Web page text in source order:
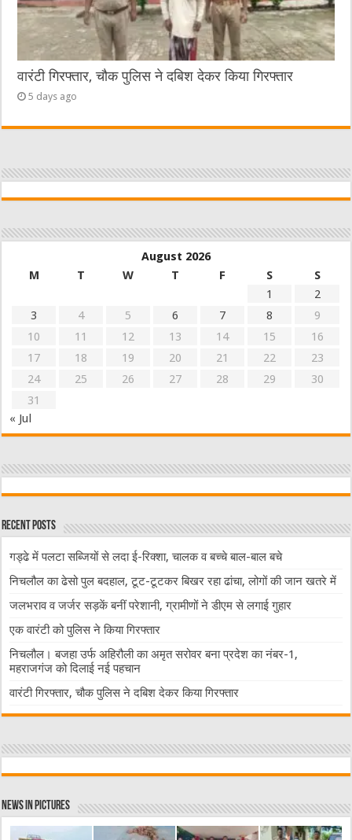
वारंटी गिरफ्तार, चौक पुलिस ने दबिश देकर किया गिरफ्तार
5 days ago
August 2026
M
T W T F S
S
1
2
3
4 5 6 7 8
9
10
11 12 13 14 15
16
17
18 19 20 21 22
23
24
25 26 27 28 29
30
31
« Jul
Recent Posts
गड्ढे में पलटा सब्जियों से लदा ई-रिक्शा, चालक व बच्चे बाल-बाल बचे
निचलौल का ढेसो पुल बदहाल, टूट-टूटकर बिखर रहा ढांचा, लोगों की जान खतरे में
जलभराव व जर्जर सड़कें बनीं परेशानी, ग्रामीणों ने डीएम से लगाई गुहार
एक वारंटी को पुलिस ने किया गिरफ्तार
निचलौल। बजहा उर्फ अहिरौली का अमृत सरोवर बना प्रदेश का नंबर-1,
महराजगंज को दिलाई नई पहचान
वारंटी गिरफ्तार, चौक पुलिस ने दबिश देकर किया गिरफ्तार
News in Pictures